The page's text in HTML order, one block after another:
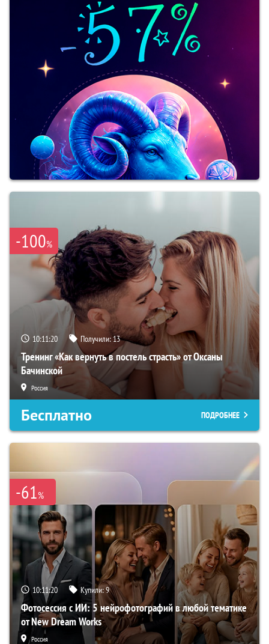
-100%
10:11:19 Получили:13
Тренинг «Как вернуть в постель страсть» от Оксаны
Бачинской
Россия
Бесплатно ПОДРОБНЕЕ
-61%
10:11:19 Купили:9
Фотосессия с ИИ: 5 нейрофотографий в любой тематике
от New Dream Works
Россия